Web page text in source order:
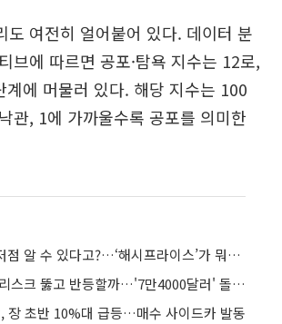
도 여전히 얼어붙어 있다. 데이터 분
브에 따르면 공포·탐욕 지수는 12로,
계에 머물러 있다. 해당 지수는 100
관, 1에 가까울수록 공포를 의미한
비트코인 가격 저점 알 수 있다고?…‘해시프라이스’가 뭐길래
비트코인, 중동 리스크 뚫고 반등할까…'7만4000달러' 돌파가 관건
장 초반 10%대 급등…매수 사이드카 발동